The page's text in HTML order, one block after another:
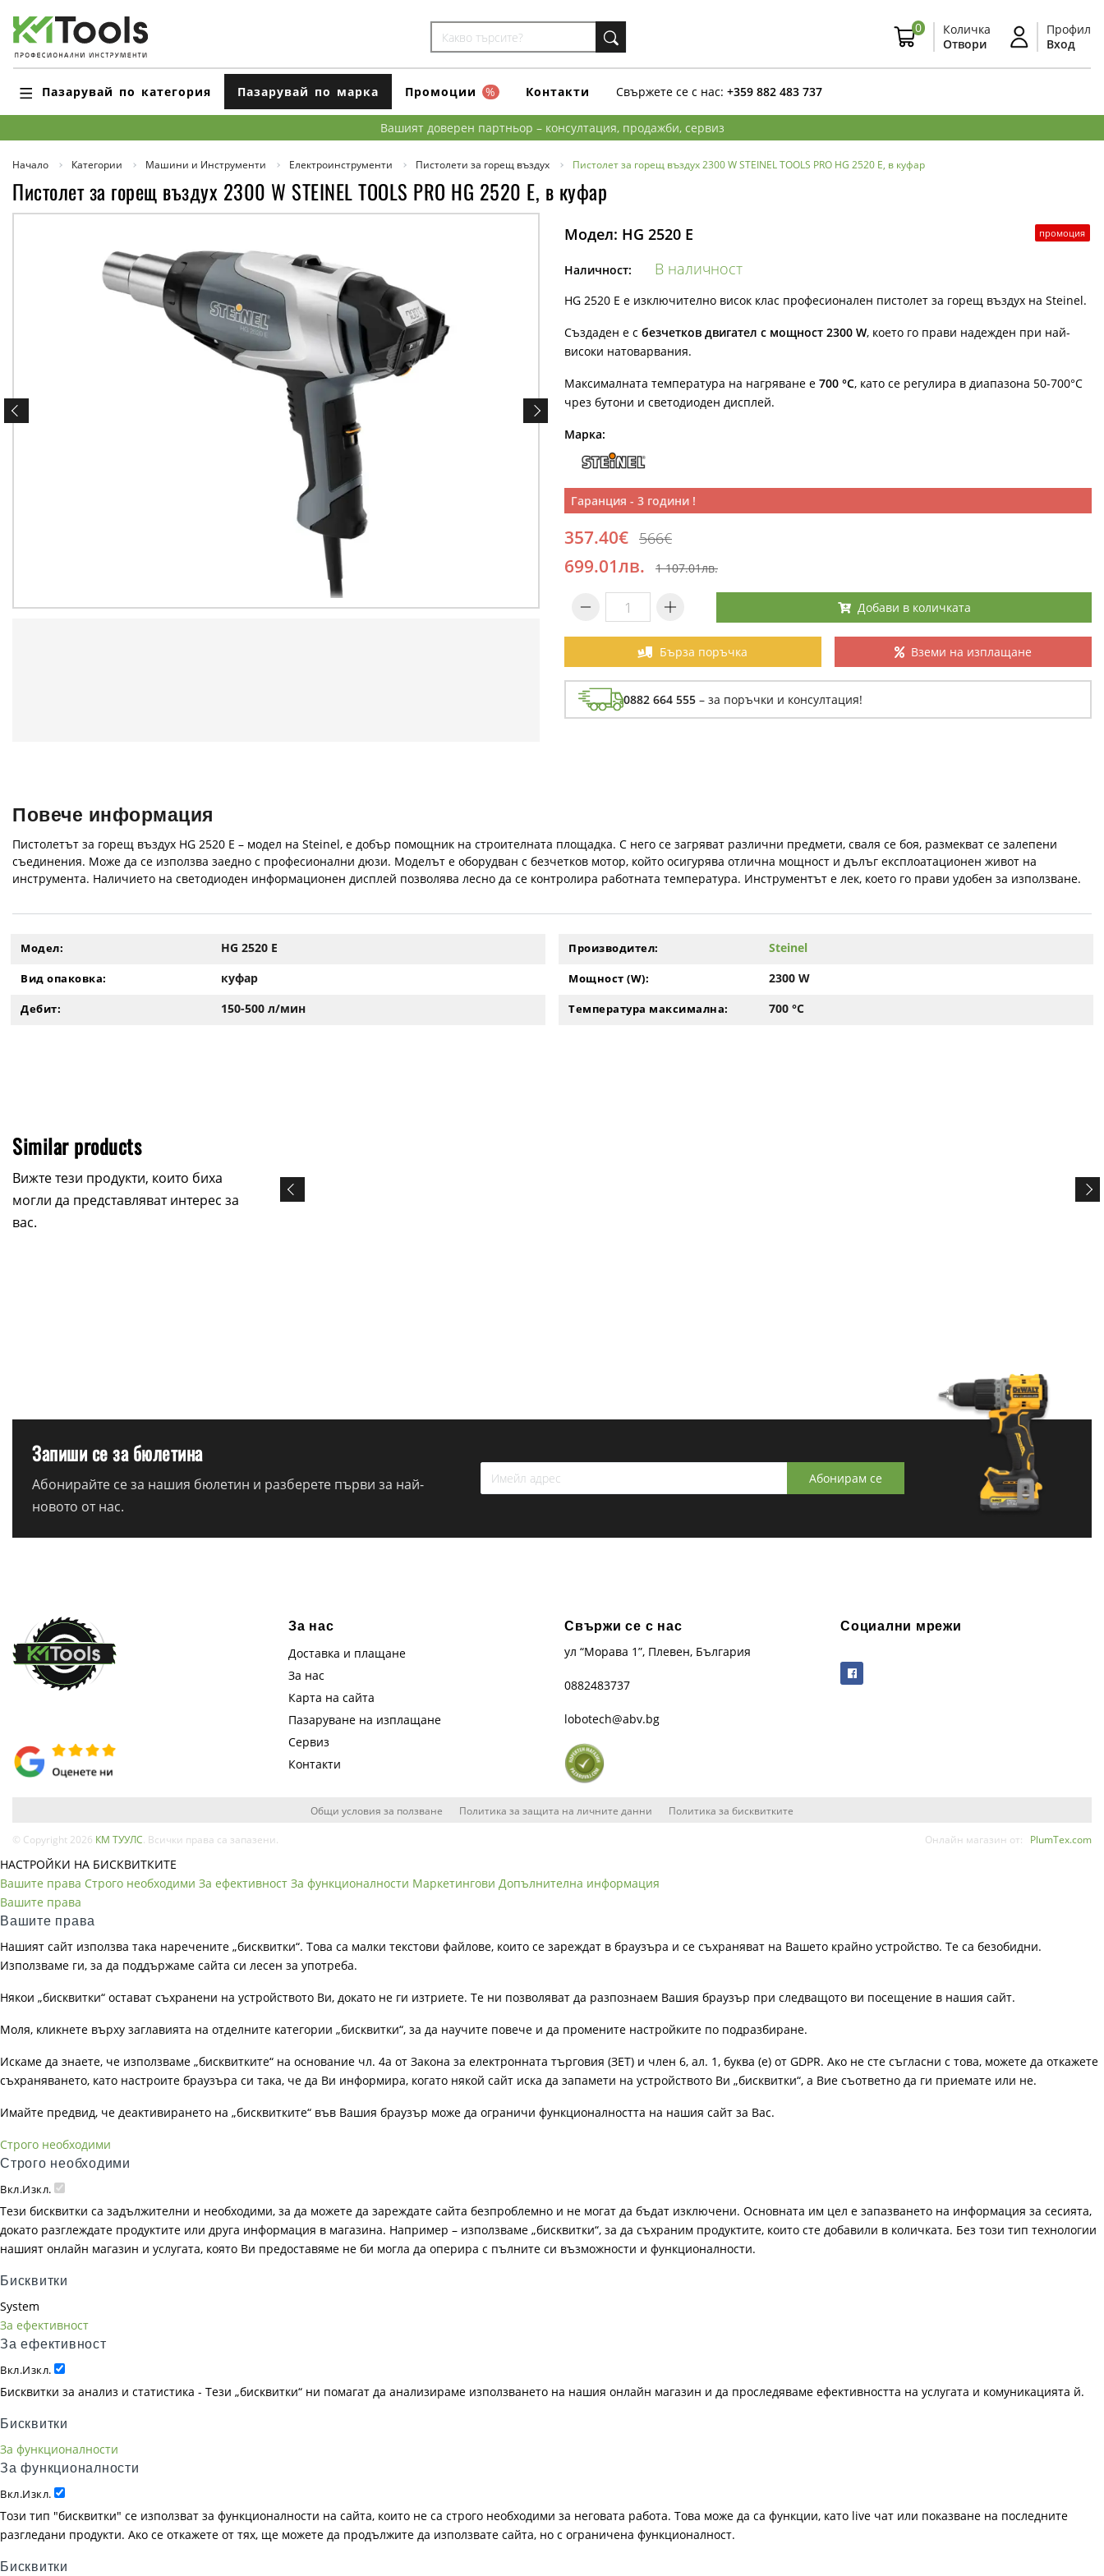
0
Количка
Отвори
Профил
Вход
Пазарувай по категория Пазарувай по марка Промоции % Контакти Свържете се с нас: +359 882 483 737
Вашият доверен партньор – консултация, продажби, сервиз
Начало Категории Машини и Инструменти Електроинструменти Пистолети за горещ въздух Пистолет за горещ въздух 2300 W STEINEL TOOLS PRO HG 2520 E, в куфар
Пистолет за горещ въздух 2300 W STEINEL TOOLS PRO HG 2520 E, в куфар
промоция
Модел: HG 2520 E
Наличност: В наличност
HG 2520 E е изключително висок клас професионален пистолет за горещ въздух на Steinel.
Създаден е с безчетков двигател с мощност 2300 W, което го прави надежден при най-
високи натоварвания.
Максималната температура на нагряване е 700 °C, като се регулира в диапазона 50-700°С
чрез бутони и светодиоден дисплей.
Марка:
Гаранция - 3 години !
357.40€ 566€
699.01лв. 1 107.01лв.
Добави в количката
Бърза поръчка Вземи на изплащане
0882 664 555 – за поръчки и консултация!
Повече информация
Пистолетът за горещ въздух HG 2520 E – модел на Steinel, е добър помощник на строителната площадка. С него се загряват различни предмети, сваля се боя, размекват се залепени
съединения. Може да се използва заедно с професионални дюзи. Моделът е оборудван с безчетков мотор, който осигурява отлична мощност и дълъг експлоатационен живот на
инструмента. Наличието на светодиоден информационен дисплей позволява лесно да се контролира работната температура. Инструментът е лек, което го прави удобен за използване.
Модел: HG 2520 E Производител: Steinel
Вид опаковка: куфар Мощност (W): 2300 W
Дебит: 150-500 л/мин Температура максимална: 700 °C
Similar products
Вижте тези продукти, които биха
могли да представляват интерес за
вас.
Запиши се за бюлетина
Абонирайте се за нашия бюлетин и разберете първи за най-
новото от нас.
Абонирам се
За нас
Доставка и плащане
За нас
Карта на сайта
Пазаруване на изплащане
Сервиз
Контакти
Свържи се с нас
ул “Морава 1”, Плевен, България
0882483737
lobotech@abv.bg
Социални мрежи
Общи условия за ползване Политика за защита на личните данни Политика за бисквитките
© Copyright 2026 КМ ТУУЛС . Всички права са запазени. Онлайн магазин от: PlumTex.com
НАСТРОЙКИ НА БИСКВИТКИТЕ
Вашите права Строго необходими За ефективност За функционалности Маркетингови Допълнителна информация
Вашите права
Вашите права
Нашият сайт използва така наречените „бисквитки“. Това са малки текстови файлове, които се зареждат в браузъра и се съхраняват на Вашето крайно устройство. Те са безобидни.
Използваме ги, за да поддържаме сайта си лесен за употреба.
Някои „бисквитки“ остават съхранени на устройството Ви, докато не ги изтриете. Те ни позволяват да разпознаем Вашия браузър при следващото ви посещение в нашия сайт.
Моля, кликнете върху заглавията на отделните категории „бисквитки“, за да научите повече и да промените настройките по подразбиране.
Искаме да знаете, че използваме „бисквитките“ на основание чл. 4а от Закона за електронната търговия (ЗЕТ) и член 6, ал. 1, буква (е) от GDPR. Ако не сте съгласни с това, можете да откажете
съхраняването, като настроите браузъра си така, че да Ви информира, когато някой сайт иска да запамети на устройството Ви „бисквитки“, а Вие съответно да ги приемате или не.
Имайте предвид, че деактивирането на „бисквитките“ във Вашия браузър може да ограничи функционалността на нашия сайт за Вас.
Строго необходими
Строго необходими
Вкл.Изкл.
Тези бисквитки са задължителни и необходими, за да можете да зареждате сайта безпроблемно и не могат да бъдат изключени. Основната им цел е запазването на информация за сесията,
докато разглеждате продуктите или друга информация в магазина. Например – използваме „бисквитки“, за да съхраним продуктите, които сте добавили в количката. Без този тип технологии
нашият онлайн магазин и услугата, която Ви предоставяме не би могла да оперира с пълните си възможности и функционалности.
Бисквитки
System
За ефективност
За ефективност
Вкл.Изкл.
Бисквитки за анализ и статистика - Тези „бисквитки“ ни помагат да анализираме използването на нашия онлайн магазин и да проследяваме ефективността на услугата и комуникацията й.
Бисквитки
За функционалности
За функционалности
Вкл.Изкл.
Този тип "бисквитки" се използват за функционалности на сайта, които не са строго необходими за неговата работа. Това може да са функции, като live чат или показване на последните
разгледани продукти. Ако се откажете от тях, ще можете да продължите да използвате сайта, но с ограничена функционалност.
Бисквитки